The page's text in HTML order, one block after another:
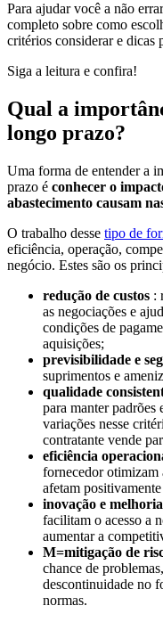
Para ajudar você a não
completo sobre como
critérios considerar e dicas
Siga a leitura e confira!
Qual a
longo prazo?
Uma forma de entender a
prazo é conhecer o
abastecimento causam
O trabalho desse tipo de
eficiência, operação,
negócio. Estes são os
redução de custos :
as negociações e
condições de
aquisições;
previsibilidade e
suprimentos e
qualidade
para manter padrões
variações nesse
contratante vende
eficiência
fornecedor otimizam
afetam
inovação e
facilitam o acesso a
aumentar a
M=mitigação de
chance de
descontinuidade no
normas.